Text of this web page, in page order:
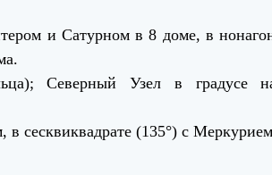
и Сатурном в 8 доме, в
Северный Узел в градусе
сесквиквадрате (135°) с